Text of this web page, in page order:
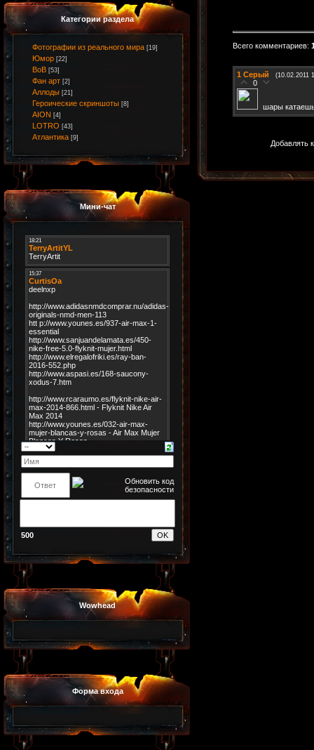
Категории раздела
Фотографии из реального мира [19]
Юмор [22]
ВоВ [53]
Фан арт [2]
Аллоды [21]
Героические скриншоты [8]
AION [4]
LOTRO [43]
Атлантика [9]
Мини-чат
500
Wowhead
Форма входа
Всего комментариев:
1 Серый (10.02.2011
0
шары
Добавлять